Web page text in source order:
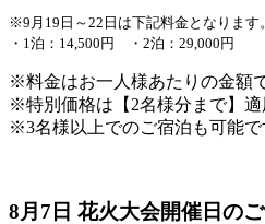
※9月19日～22日は下記料金となります。
・1泊：14,500円 ・2泊：29,000円
※料金はお一人様あたりの金額
※特別価格は【2名様分まで】適
※3名様以上でのご宿泊も可能で
8月7日 花火大会開催日の